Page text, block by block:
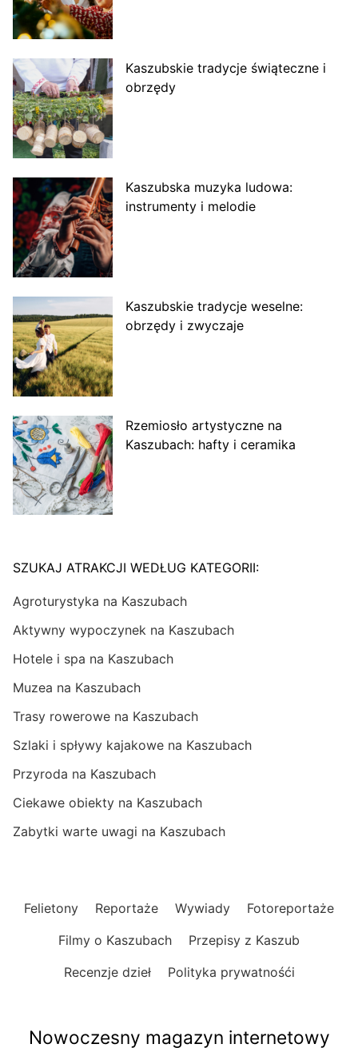
Kaszubskie tradycje świąteczne i
obrzędy
Kaszubska muzyka ludowa:
instrumenty i melodie
Kaszubskie tradycje weselne:
obrzędy i zwyczaje
Rzemiosło artystyczne na
Kaszubach: hafty i ceramika
SZUKAJ ATRAKCJI WEDŁUG KATEGORII:
Agroturystyka na Kaszubach
Aktywny wypoczynek na Kaszubach
Hotele i spa na Kaszubach
Muzea na Kaszubach
Trasy rowerowe na Kaszubach
Szlaki i spływy kajakowe na Kaszubach
Przyroda na Kaszubach
Ciekawe obiekty na Kaszubach
Zabytki warte uwagi na Kaszubach
Felietony Reportaże Wywiady
Fotoreportaże
Filmy o Kaszubach
Przepisy z Kaszub
Recenzje dzieł
Polityka prywatnośći
Nowoczesny magazyn internetowy